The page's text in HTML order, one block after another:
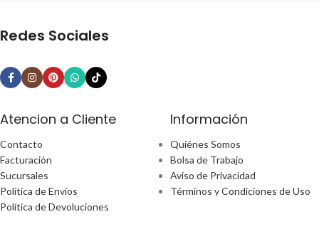
Redes Sociales
Atencion a Cliente
Contacto
Facturación
Sucursales
Política de Envíos
Política de Devoluciones
Información
Quiénes Somos
Bolsa de Trabajo
Aviso de Privacidad
Términos y Condiciones de Uso